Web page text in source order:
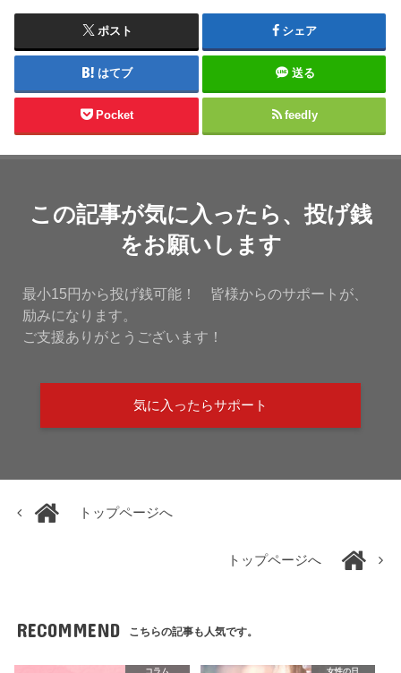
ポスト シェア
はてブ 送る
Pocket feedly
この記事が気に入ったら、投げ銭
をお願いします
最小15円から投げ銭可能！ 皆様からのサポートが、
励みになります。
ご支援ありがとうございます！
気に入ったらサポート
トップページへ
トップページへ
RECOMMEND こちらの記事も人気です。
コラム 女性の日